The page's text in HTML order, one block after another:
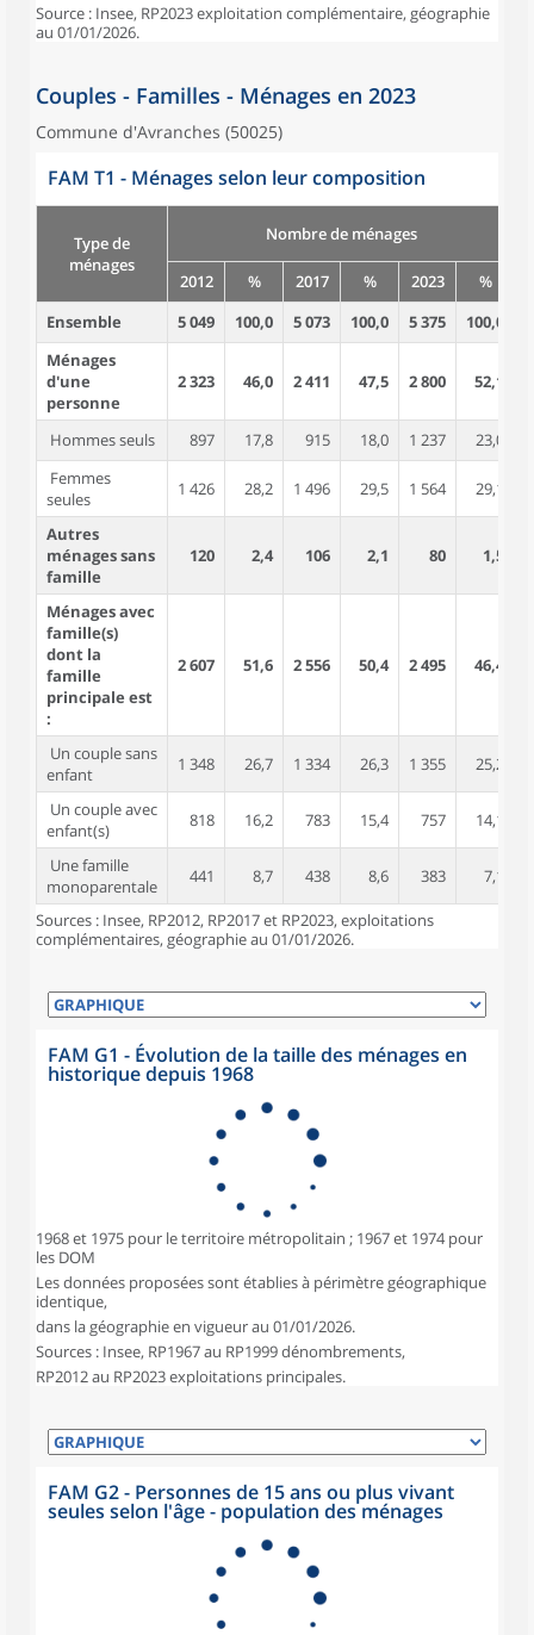
Source : Insee, RP2023 exploitation complémentaire, géographie
au 01/01/2026.
Couples - Familles - Ménages en 2023
Commune d'Avranches (50025)
FAM T1 - Ménages selon leur composition
Type de
ménages
Nombre de ménages
2012 % 2017 % 2023 %
Ensemble
5 049 100,0 5 073 100,0 5 375 100,0
Ménages
d'une
personne
2 323 46,0 2 411 47,5 2 800 52,1
Hommes seuls 897 17,8 915 18,0 1 237
23,0
Femmes
seules
1 426 28,2 1 496 29,5 1 564 29,1
Autres
ménages sans
famille
120 2,4 106 2,1 80 1,5
Ménages avec
famille(s)
dont la
famille
principale est
:
2 607 51,6 2 556 50,4 2 495 46,4
Un couple sans
enfant
1 348 26,7 1 334 26,3 1 355 25,2
Un couple avec
enfant(s)
818 16,2 783 15,4 757 14,1
Une famille
monoparentale
441 8,7 438 8,6 383 7,1
Sources : Insee, RP2012, RP2017 et RP2023, exploitations
complémentaires, géographie au 01/01/2026.
FAM G1 - Évolution de la taille des ménages en
historique depuis 1968
1968 et 1975 pour le territoire métropolitain ; 1967 et 1974 pour
les DOM
Les données proposées sont établies à périmètre géographique
identique,
dans la géographie en vigueur au 01/01/2026.
Sources : Insee, RP1967 au RP1999 dénombrements,
RP2012 au RP2023 exploitations principales.
FAM G2 - Personnes de 15 ans ou plus vivant
seules selon l'âge - population des ménages